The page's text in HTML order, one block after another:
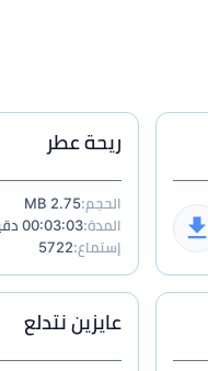
ريحة عطر
الحجم:2.75 MB
المدة:00:03:03 دقيقة
إستماع:5722
عايزين نتدلع